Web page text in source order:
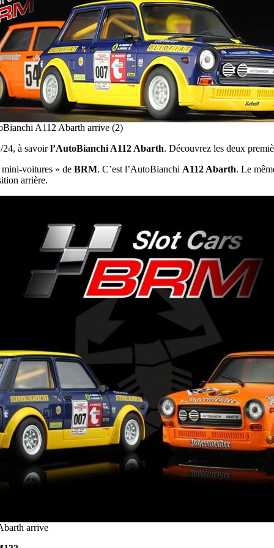
A112 Abarth arrive (2)
24, à savoirl’AutoBianchi A112 Abarth. Découvrez les deux
voitures » de BRM. C’est l’AutoBianchi A112 Abarth. Le
arrière.
arrive